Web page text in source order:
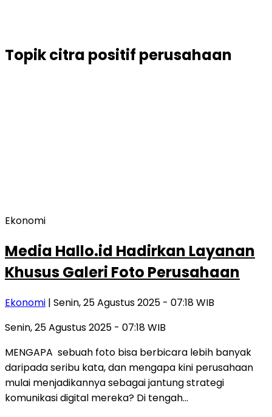
Topikcitra positif perusahaan
Ekonomi
Media Hallo.id Hadirkan Layanan
Khusus Galeri Foto Perusahaan
Ekonomi | Senin, 25 Agustus 2025 - 07:18 WIB
Senin, 25 Agustus 2025 - 07:18 WIB
MENGAPA sebuah foto bisa berbicara lebih banyak
daripada seribu kata, dan mengapa kini perusahaan
mulai menjadikannya sebagai jantung strategi
komunikasi digital mereka? Di tengah…